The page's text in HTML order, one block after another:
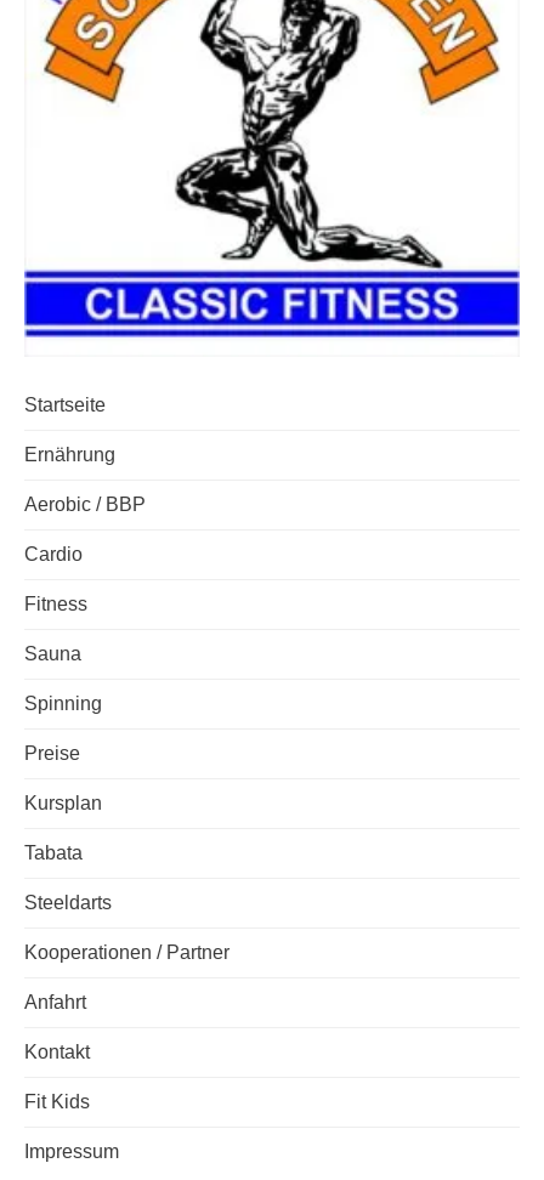
Startseite
Ernährung
Aerobic / BBP
Cardio
Fitness
Sauna
Spinning
Preise
Kursplan
Tabata
Steeldarts
Kooperationen / Partner
Anfahrt
Kontakt
Fit Kids
Impressum